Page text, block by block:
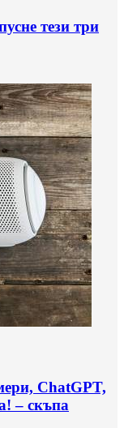
тези три
ChatGPT,
– скъпа